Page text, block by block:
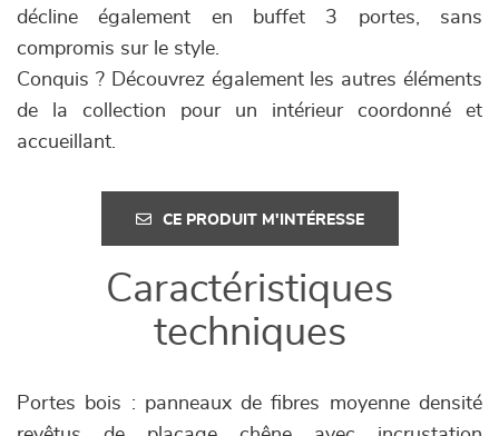
décline également en buffet 3 portes, sans
compromis sur le style.
Conquis ? Découvrez également les autres éléments
de la collection pour un intérieur coordonné et
accueillant.
CE PRODUIT M'INTÉRESSE
Caractéristiques
techniques
Portes bois : panneaux de fibres moyenne densité